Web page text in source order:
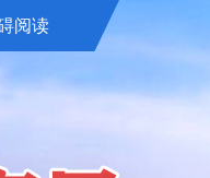
阅读